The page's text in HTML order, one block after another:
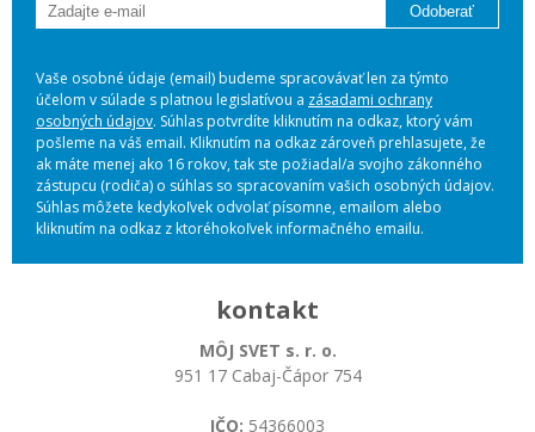
Odoberať
Vaše osobné údaje (email) budeme spracovávať len za týmto
účelom v súlade s platnou legislatívou a zásadami ochrany
osobných údajov. Súhlas potvrdíte kliknutím na odkaz, ktorý vám
pošleme na váš email. Kliknutím na odkaz zároveň prehlasujete, že
ak máte menej ako 16 rokov, tak ste požiadal/a svojho zákonného
zástupcu (rodiča) o súhlas so spracovaním vašich osobných údajov.
Súhlas môžete kedykoľvek odvolať písomne, emailom alebo
kliknutím na odkaz z ktoréhokoľvek informačného emailu.
kontakt
MÔJ SVET s. r. o.
951 17 Cabaj-Čápor 754
IČO: 54366003